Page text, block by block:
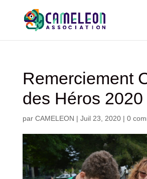
Remerciement
des Héros 2020
par CAMELEON | Juil 23, 2020| 0